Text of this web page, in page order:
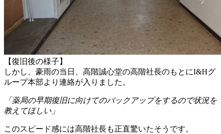
【復旧後の様子】
しかし、豪雨の当日、高階誠心堂の高階社長のもとにI&Hグ
ループ本部より連絡が入りました。
「薬局の早期復旧に向けてのバックアップをするので状況を
教えてほしい」
このスピード感には高階社長も正直驚いたそうです。